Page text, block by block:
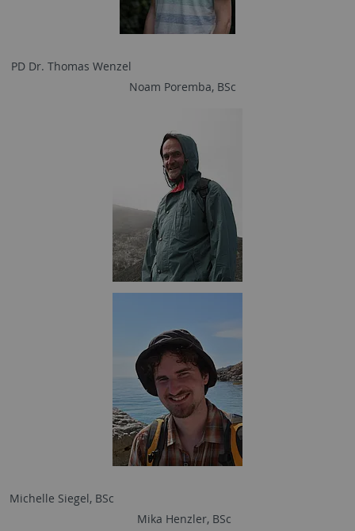
PD Dr. Thomas Wenzel
Noam Poremba, BSc
Michelle Siegel, BSc
Mika Henzler, BSc